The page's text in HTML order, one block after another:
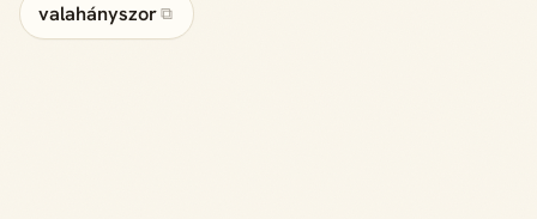
valahányszor ⧉